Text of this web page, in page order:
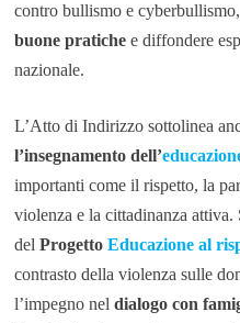
contro bullismo e
buone pratichee diffondere
nazionale.
L’Atto di Indirizzo sottolinea
l’insegnamento dell’
importanti come il rispetto, la
violenza e la cittadinanza
del Progetto Educazione al
contrasto della violenza sulle
l’impegno nel dialogo con